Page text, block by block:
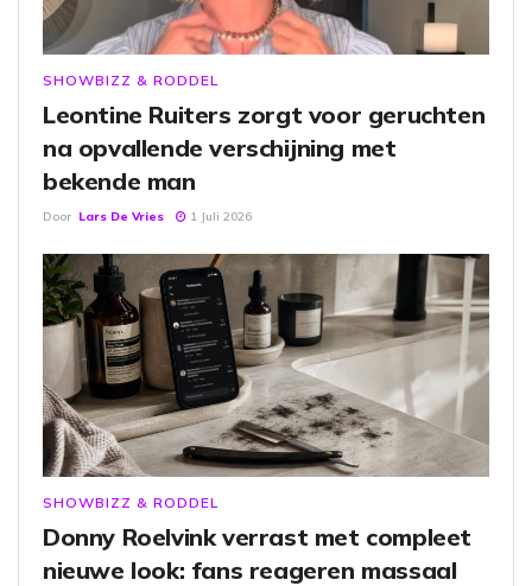
SHOWBIZZ & RODDEL
Leontine Ruiters zorgt voor geruchten
na opvallende verschijning met
bekende man
Door Lars De Vries 1 Juli 2026
SHOWBIZZ & RODDEL
Donny Roelvink verrast met compleet
nieuwe look: fans reageren massaal